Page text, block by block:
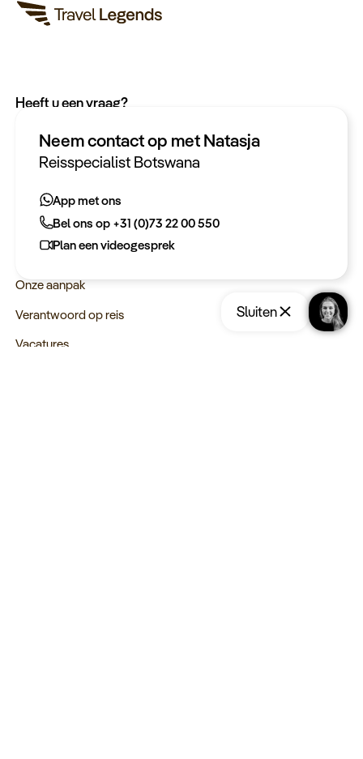
Sluiten
Neem contact op met Natasja
Reisspecialist Botswana
App met ons
Bel ons op +31 (0)73 22 00 550
Plan een videogesprek
Heeft u een vraag?
Bel ons op +31 (0)73 22 00 550
Plan een videogesprek
Meer informatie
Keurmerken
Onze aanpak
Verantwoord op reis
Vacatures